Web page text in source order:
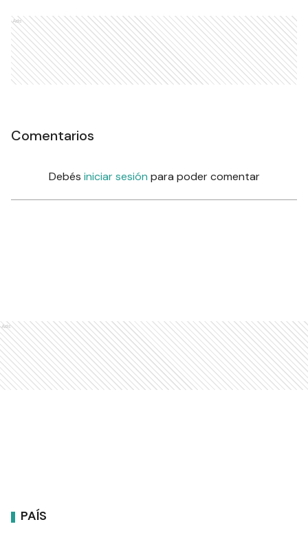
Ads
Comentarios
Debés iniciar sesión para poder comentar
Ads
PAÍS